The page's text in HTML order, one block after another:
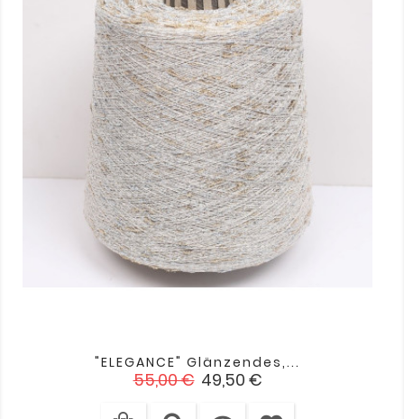
"ELEGANCE" Glänzendes,...
Verkaufspreis
55,00 € Preis
49,50 €